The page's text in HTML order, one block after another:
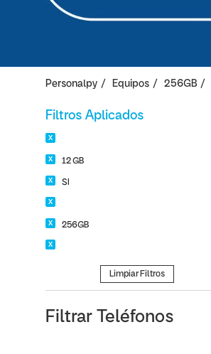
Personalpy Equipos 256GB
Filtros Aplicados
12 GB
SI
256GB
Limpiar Filtros
Filtrar Teléfonos